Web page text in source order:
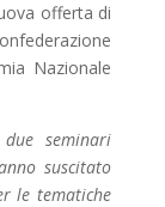
offerta di
Nazionale
seminari
suscitato
le tematiche